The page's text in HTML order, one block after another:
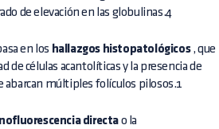
de elevación en las globulinas.4
en los hallazgos histopatológicos, que
de células acantolíticas y la presencia de
abarcan múltiples folículos pilosos.1
directao la